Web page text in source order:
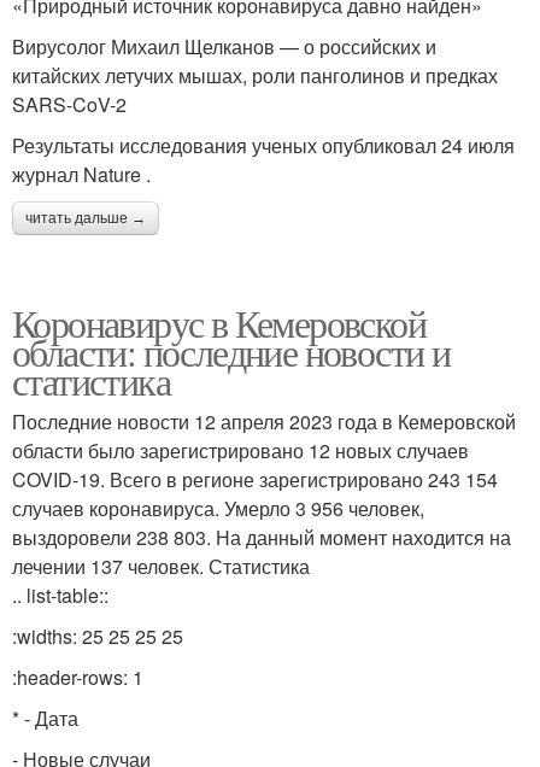
Вирусолог Михаил Щелканов — о российских и
китайских летучих мышах, роли панголинов и предках
SARS-CoV-2
Результаты исследования ученых опубликовал 24 июля
журнал Nature .
читать дальше →
Коронавирус в Кемеровской
области: последние новости и
статистика
Последние новости 12 апреля 2023 года в Кемеровской
области было зарегистрировано 12 новых случаев
COVID-19. Всего в регионе зарегистрировано 243 154
случаев коронавируса. Умерло 3 956 человек,
выздоровели 238 803. На данный момент находится на
лечении 137 человек. Статистика
.. list-table::
:widths: 25 25 25 25
:header-rows: 1
* - Дата
- Новые случаи